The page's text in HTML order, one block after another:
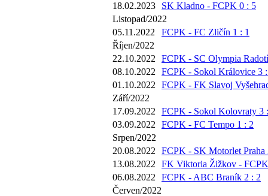
18.02.2023
SK Kladno - FCPK 0 : 5
Listopad/2022
05.11.2022
FCPK - FC Zličín 1 : 1
Říjen/2022
22.10.2022
FCPK - SC Olympia
08.10.2022
FCPK - Sokol Královice 3
01.10.2022
FCPK - FK Slavoj
Září/2022
17.09.2022
FCPK - Sokol Kolovraty 3
03.09.2022
FCPK - FC Tempo 1 : 2
Srpen/2022
20.08.2022
FCPK - SK Motorlet Praha
13.08.2022
FK Viktoria Žižkov -
06.08.2022
FCPK - ABC Braník 2 : 2
Červen/2022